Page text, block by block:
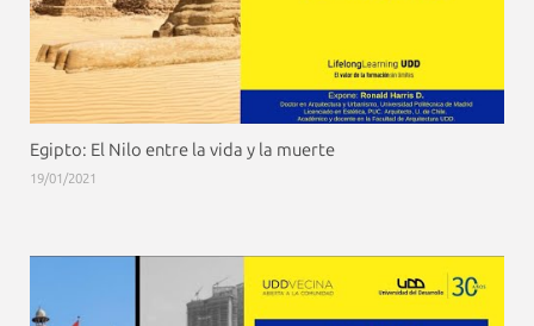
Egipto: El Nilo entre la vida y la muerte
19/01/2021